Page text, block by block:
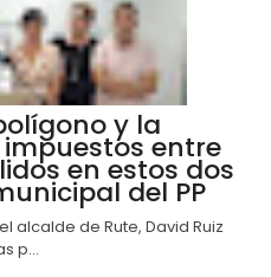
y la
entre
en estos dos
del PP
alcalde de Rute, David Ruiz
p...